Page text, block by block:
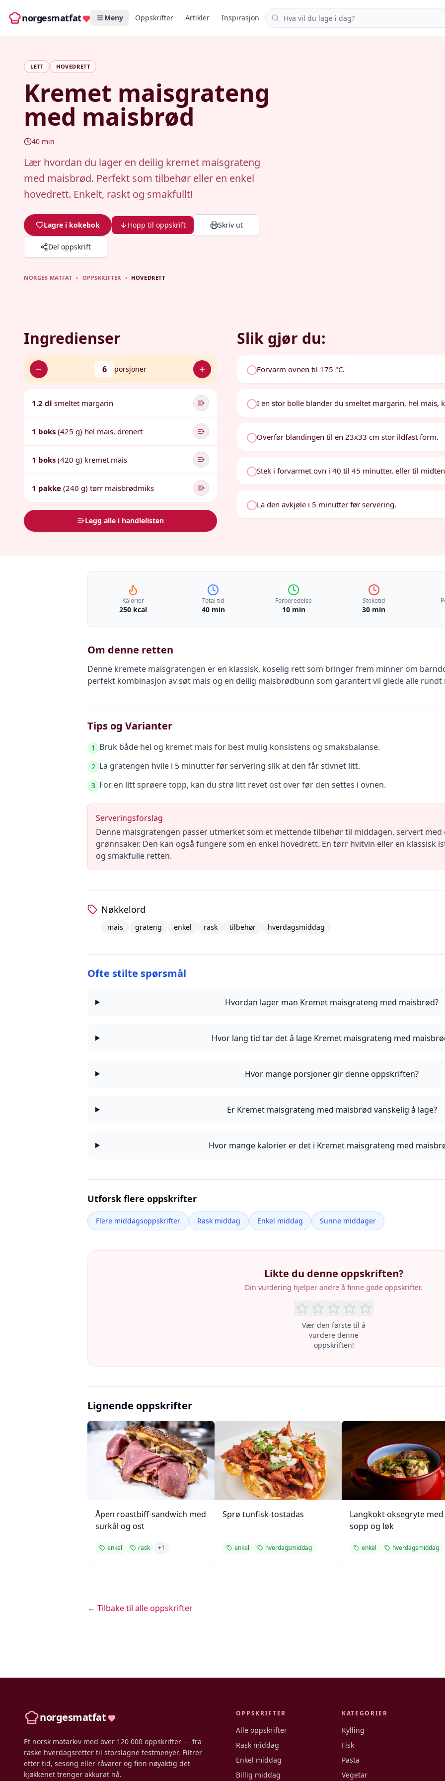
norgesmatfat Meny Oppskrifter Artikler Inspirasjon Søk i oppskrifter
LETT HOVEDRETT
Kremet maisgrateng
med maisbrød
40 min
Lær hvordan du lager en deilig kremet maisgrateng
med maisbrød. Perfekt som tilbehør eller en enkel
hovedrett. Enkelt, raskt og smakfullt!
Lagre i kokebok Hopp til oppskrift Skriv ut
Del oppskrift
NORGES MATFAT › OPPSKRIFTER › HOVEDRETT
Ingredienser
6 porsjoner
1.2 dl smeltet margarin
1 boks (425 g) hel mais, drenert
1 boks (420 g) kremet mais
1 pakke (240 g) tørr maisbrødmiks
Legg alle i handlelisten
Slik gjør du:
Forvarm ovnen til 175 °C.
I en stor bolle blander du smeltet margarin, hel mais,
Overfør blandingen til en 23x33 cm stor ildfast form.
Stek i forvarmet ovn i 40 til 45 minutter, eller til
La den avkjøle i 5 minutter før servering.
Kalorier
250 kcal
Total tid
40 min
Forberedelse
10 min
Steketid
30 min
Om denne retten
Denne kremete maisgratengen er en klassisk, koselig rett som bringer frem minner om
perfekt kombinasjon av søt mais og en deilig maisbrødbunn som garantert vil glede alle
Tips og Varianter
1 Bruk både hel og kremet mais for best mulig konsistens og smaksbalanse.
2 La gratengen hvile i 5 minutter før servering slik at den får stivnet litt.
3 For en litt sprøere topp, kan du strø litt revet ost over før den settes i ovnen.
Serveringsforslag
Denne maisgratengen passer utmerket som et mettende tilbehør til middagen, servert
grønnsaker. Den kan også fungere som en enkel hovedrett. En tørr hvitvin eller en klassisk
og smakfulle retten.
Nøkkelord
mais grateng enkel rask tilbehør hverdagsmiddag
Ofte stilte spørsmål
Hvordan lager man Kremet maisgrateng med maisbrød?
Hvor lang tid tar det å lage Kremet maisgrateng med
Hvor mange porsjoner gir denne oppskriften?
Er Kremet maisgrateng med maisbrød vanskelig å lage?
Hvor mange kalorier er det i Kremet maisgrateng med
Utforsk flere oppskrifter
Flere middagsoppskrifter Rask middag Enkel middag Sunne middager
Likte du denne oppskriften?
Din vurdering hjelper andre å finne gode oppskrifter.
Vær den første til å
vurdere denne
oppskriften!
Lignende oppskrifter
Åpen roastbiff-sandwich med
surkål og ost
enkel rask +1
Sprø tunfisk-tostadas
enkel hverdagsmiddag
Langkokt oksegryte med
sopp og løk
enkel hverdagsmiddag
← Tilbake til alle oppskrifter
norgesmatfat
Et norsk matarkiv med over 120 000 oppskrifter — fra
raske hverdagsretter til storslagne festmenyer. Filtrer
etter tid, sesong eller råvarer og finn nøyaktig det
kjøkkenet trenger akkurat nå.
OPPSKRIFTER
Alle oppskrifter
Rask middag
Enkel middag
Billig middag
KATEGORIER
Kylling
Fisk
Pasta
Vegetar